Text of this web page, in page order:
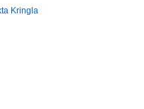
Kringla